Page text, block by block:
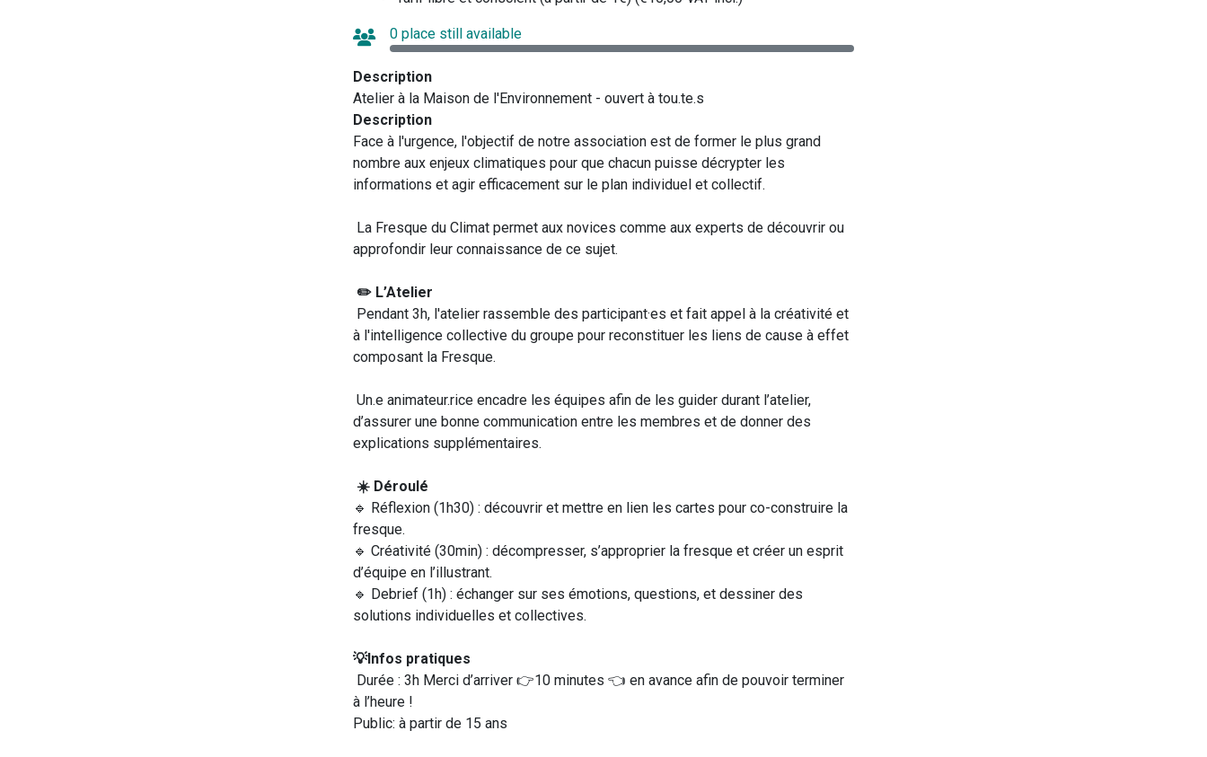
0 place still available
Description
Atelier à la Maison de l'Environnement - ouvert à tou.te.s
Description
Face à l'urgence, l'objectif de notre association est de former le plus grand
nombre aux enjeux climatiques pour que chacun puisse décrypter les
informations et agir efficacement sur le plan individuel et collectif.
La Fresque du Climat permet aux novices comme aux experts de découvrir ou
approfondir leur connaissance de ce sujet.
✏️ L’Atelier
Pendant 3h, l'atelier rassemble des participant·es et fait appel à la créativité et
à l'intelligence collective du groupe pour reconstituer les liens de cause à effet
composant la Fresque.
Un.e animateur.rice encadre les équipes afin de les guider durant l’atelier,
d’assurer une bonne communication entre les membres et de donner des
explications supplémentaires.
☀️ Déroulé
🔹 Réflexion (1h30) : découvrir et mettre en lien les cartes pour co-construire la
fresque.
🔹 Créativité (30min) : décompresser, s’approprier la fresque et créer un esprit
d’équipe en l’illustrant.
🔹 Debrief (1h) : échanger sur ses émotions, questions, et dessiner des
solutions individuelles et collectives.
💡Infos pratiques
Durée : 3h Merci d’arriver 👉10 minutes 👈 en avance afin de pouvoir terminer
à l’heure !
Public: à partir de 15 ans